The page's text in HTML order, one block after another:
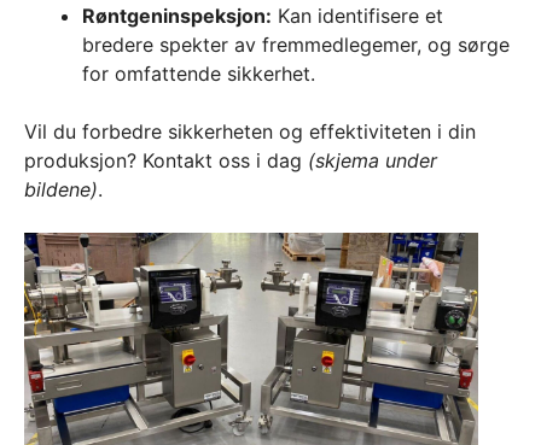
Røntgeninspeksjon: Kan identifisere et
bredere spekter av fremmedlegemer, og sørge
for omfattende sikkerhet.
Vil du forbedre sikkerheten og effektiviteten i din
produksjon? Kontakt oss i dag (skjema under
bildene).